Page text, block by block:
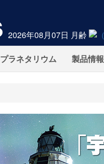
2026年08月07日 月齢
プラネタリウム 製品情報